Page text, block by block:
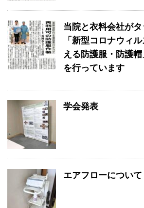
当院と衣料会社が
「新型コロナウィ
える防護服・防護
を行っています
学会発表
エアフローについて